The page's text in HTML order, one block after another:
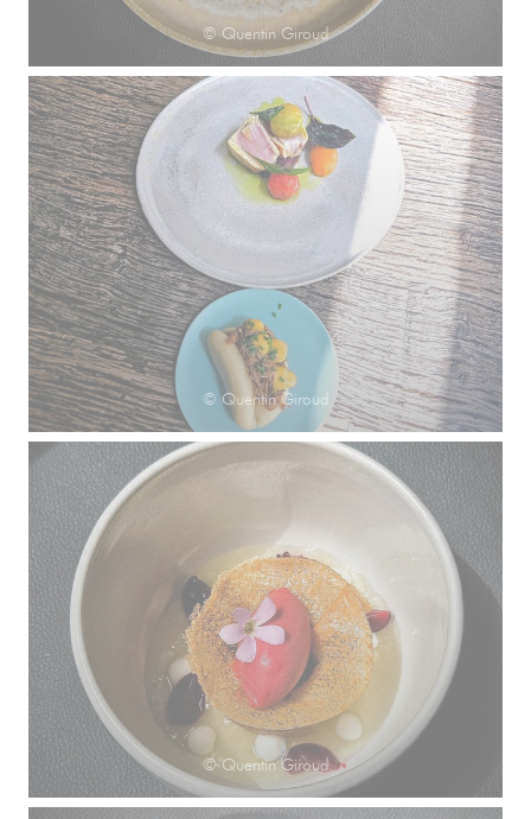
© Quentin Giroud
© Quentin Giroud
© Quentin Giroud